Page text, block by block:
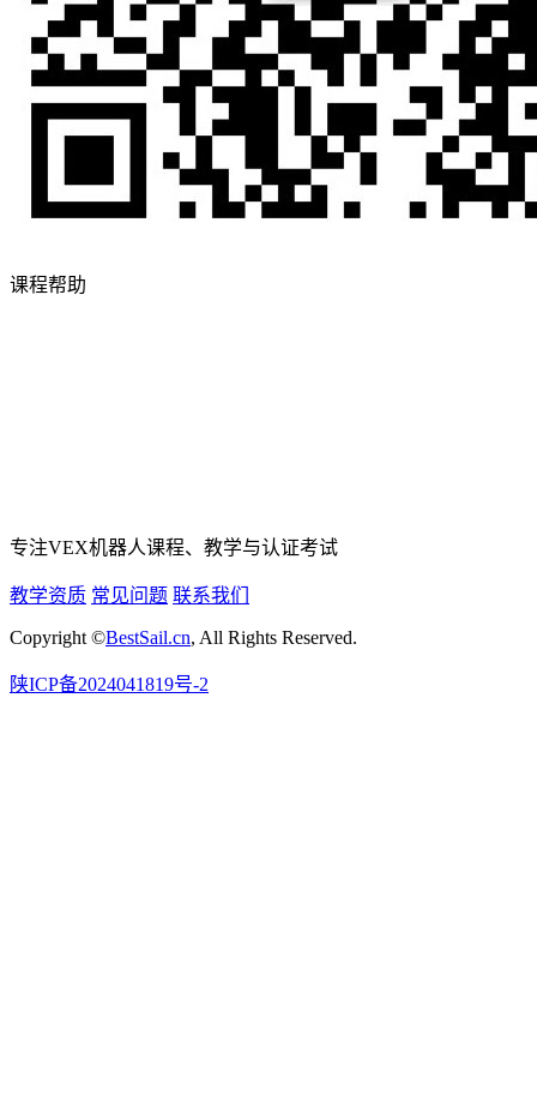
课程帮助
专注VEX机器人课程、教学与认证考试
教学资质 常见问题 联系我们
Copyright ©BestSail.cn, All Rights Reserved.
陕ICP备2024041819号-2